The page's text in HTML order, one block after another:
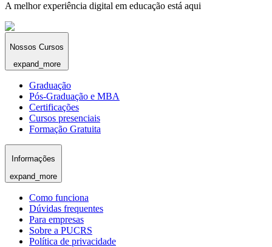
A melhor experiência digital em educação está aqui
Nossos Cursos
expand_more
Graduação
Pós-Graduação e MBA
Certificações
Cursos presenciais
Formação Gratuita
Informações
expand_more
Como funciona
Dúvidas frequentes
Para empresas
Sobre a PUCRS
Política de privacidade